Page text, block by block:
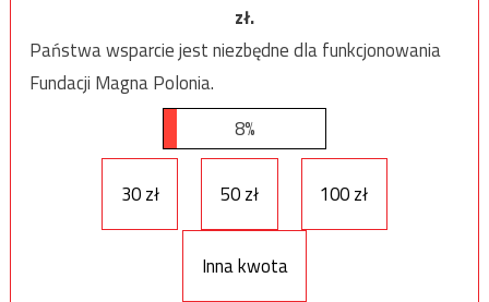
zł.
Państwa wsparcie jest niezbędne dla funkcjonowania
Fundacji Magna Polonia.
8%
30 zł 50 zł 100 zł
Inna kwota